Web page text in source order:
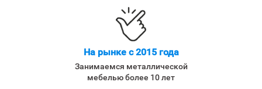
На рынке с 2015 года
Занимаемся металлической
мебелью более 10 лет